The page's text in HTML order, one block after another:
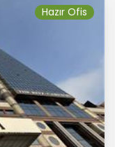
Hazır Ofis